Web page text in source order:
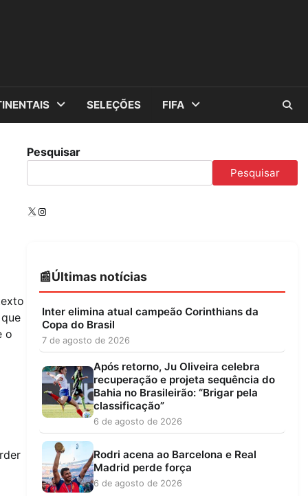
SELEÇÕES FIFA
o
Pesquisar
Pesquisar
X Instagram
Últimas notícias
Inter elimina atual campeão Corinthians da
Copa do Brasil
7 de agosto de 2026
Após retorno, Ju Oliveira celebra
recuperação e projeta sequência do
Bahia no Brasileirão: “Brigar pela
classificação”
6 de agosto de 2026
Rodri acena ao Barcelona e Real
Madrid perde força
6 de agosto de 2026